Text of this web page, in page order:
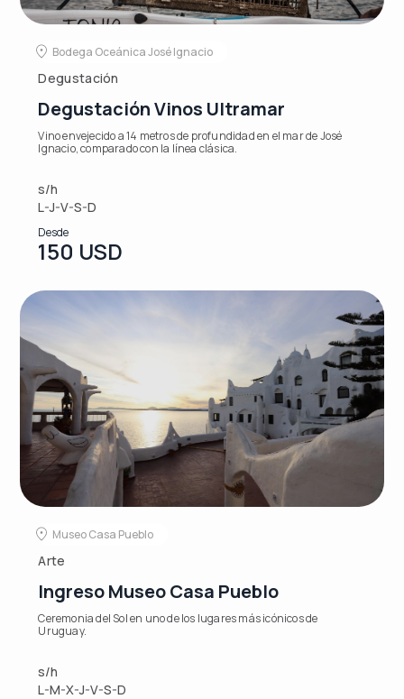
Bodega Oceánica José Ignacio
Degustación
Degustación Vinos Ultramar
Vino envejecido a 14 metros de profundidad en el mar de José
Ignacio, comparado con la línea clásica.
s/h
L-J-V-S-D
Desde
150 USD
Museo Casa Pueblo
Arte
Ingreso Museo Casa Pueblo
Ceremonia del Sol en uno de los lugares más icónicos de
Uruguay.
s/h
L-M-X-J-V-S-D